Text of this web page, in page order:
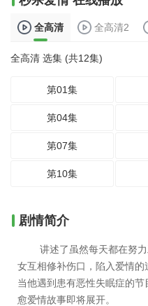
全高清 全高清2
全高清 选集 (共12集)
第01集
第04集
第07集
第10集
剧情简介
讲述了虽然每天都在努
女互相修补伤口，陷入爱情的
当他遇到患有恶性失眠症的
愈爱情故事即将展开。